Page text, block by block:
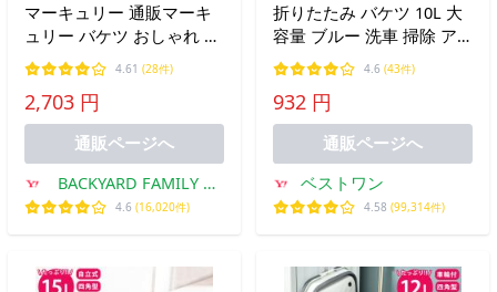
マーキュリー 通販マーキ
ュリー バケツ おしゃれ ブ
リキ ガーデニング レギュ
ラー シンプル MERCURY
男前 ゴミ箱 ダストボック
ス ダストビン アメリカン
4.61 (28件)
2,703 円
通販ページへ
BACKYARD FAMILY マ
マタウン
4.6 (16,020件)
折りたたみ バケツ 10L 大
容量 ブルー 洗車 掃除 ア
ウトドア ガーデニング ス
クエア型 防災グッズ コン
パクト 収納 ((S
4.6 (43件)
932 円
通販ページへ
ベストワン
4.58 (99,314件)